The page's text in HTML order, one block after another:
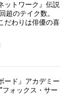
ットワーク』伝説
超のテイク数。
だわりは俳優の喜
ード』アカデミー
フォックス・サー